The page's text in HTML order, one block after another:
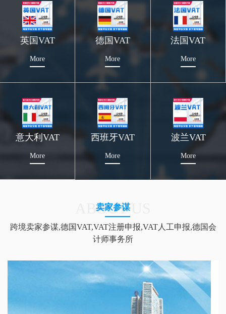
英国VAT
More
德国VAT
More
法国VAT
More
意大利VAT
More
西班牙VAT
More
波兰VAT
More
ABOUT US
卖家参谋
跨境卖家参谋,德国VAT,VAT注册申报,VAT人工申报,德国会
计师事务所